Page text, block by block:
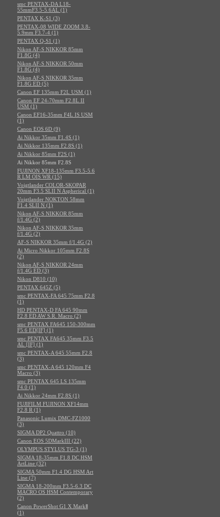
smc PENTAX-DA L18-
55mmF3.5-5.6AL (1)
PENTAX K-S1 (3)
PENTAX-08 WIDE ZOOM 3.8-
5.9mm F3.7-4 (1)
PENTAX Q-S1 (1)
Nikon AF-S NIKKOR 85mm
F1.8G (4)
Nikon AF-S NIKKOR 50mm
F1.8G (4)
Nikon AF-S NIKKOR 35mm
F1.8G ED (5)
Canon EF 135mm F2L USM (1)
Canon EF 24-70mm F2.8L II
USM (1)
Canon EF16-35mm F4L IS USM
(1)
Canon EOS 6D (9)
Ai Nikkor 35mm F1.4S (1)
Ai Nikkor 135mm F2.8S (1)
Ai Nikkor 85mm F2S (1)
Ai Nikkor 85mm F2.8S
FUJINON XF18-135mm F3.5-5.6
R LM OIS WR (15)
Voigtlander COLOR-SKOPAR
20mm F3.5 SLII N Aspherical (1)
Voigtlander NOKTON 58mm
F1.4 SLII N (1)
Nikon AF-S NIKKOR 85mm
f/1.4G (2)
Nikon AF-S NIKKOR 35mm
f/1.4G (2)
AF-S NIKKOR 35mm f/1.4G (2)
Ai Micro Nikkor 105mm F2.8S
(2)
Nikon AF-S NIKKOR 24mm
f/1.4G ED (3)
Nikon D810 (10)
PENTAX 645Z (5)
smc PENTAX-FA 645 75mm F2.8
(1)
HD PENTAX-D FA 645 90mm
F2.8 ED AW S.R. Macro (2)
smc PENTAX FA645 150-300mm
F5.6 ED[IF] (1)
smc PENTAX FA645 35mm F3.5
AL [IF] (1)
smc PENTAX-A 645 55mm F2.8
(3)
smc PENTAX-A 645 120mm F4
Macro (3)
smc PENTAX 645 LS 135mm
F4.0 (1)
Ai Nikkor 24mm F2.8S (1)
FUJIFILM FUJINON XF14mm
F2.8 R (1)
Panasonic Lumix DMC-FZ1000
(3)
SIGMA DP2 Quattro (10)
Canon EOS 5DMarkIII (22)
OLYMPUS STYLUS TG-3 (1)
SIGMA 18-35mm F1.8 DC HSM
ArtLine (32)
SIGMA 50mm F1.4 DG HSM Art
Line (7)
SIGMA 18-200mm F3.5-6.3 DC
MACRO OS HSM Contemporary
(2)
Canon PowerShot G1 X MarkⅡ
(1)